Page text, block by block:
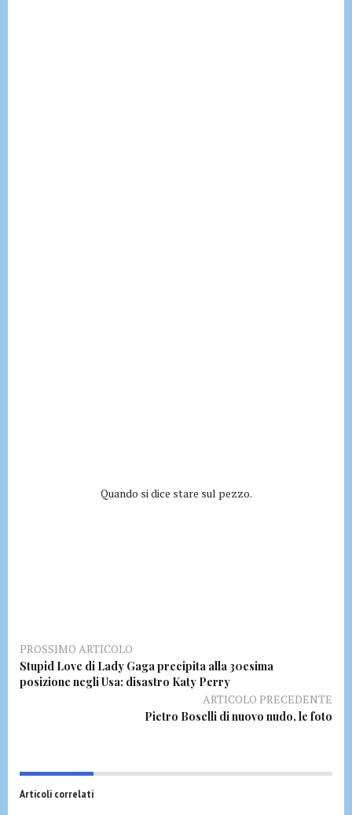
Quando si dice stare sul pezzo.
PROSSIMO ARTICOLO
Stupid Love di Lady Gaga precipita alla 30esima
posizione negli Usa: disastro Katy Perry
ARTICOLO PRECEDENTE
Pietro Boselli di nuovo nudo, le foto
Articoli correlati